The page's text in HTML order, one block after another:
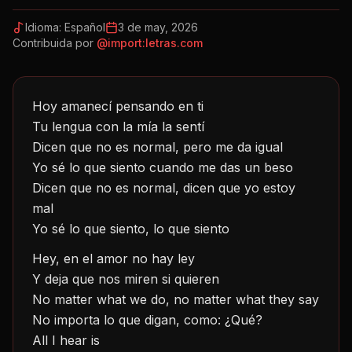
Idioma: Español
3 de may, 2026
Contribuida por @import:letras.com
Hoy amanecí pensando en ti
Tu lengua con la mía la sentí
Dicen que no es normal, pero me da igual
Yo sé lo que siento cuando me das un beso
Dicen que no es normal, dicen que yo estoy
mal
Yo sé lo que siento, lo que siento
Hey, en el amor no hay ley
Y deja que nos miren si quieren
No matter what we do, no matter what they say
No importa lo que digan, como: ¿Qué?
All I hear is